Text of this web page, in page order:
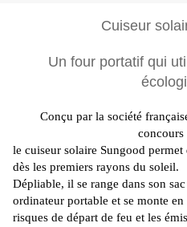
Cuiseur
Un four portatif qui
Conçu par la société
concours
le cuiseur solaire Sungood permet
dès les premiers rayons du soleil.
Dépliable, il se range dans son
ordinateur portable et se monte
risques de départ de feu et les